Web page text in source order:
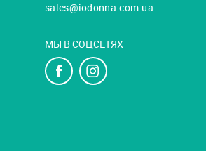
sales@iodonna.com.ua
МЫ В СОЦСЕТЯХ